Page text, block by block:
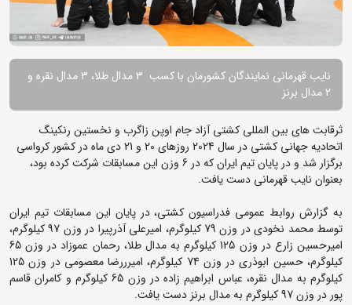
نایب قهرمانی نمایندگان کشورمان با کسب 3 مدال طلا، 3 مدال نقره و
2 مدال برنز
ثرقابت های بین المللی کشتی آزاد جام اوپن زاگرب و نخستین رنکینگ
اتحادیه جهانی کشتی در سال 2024 روزهای 20 و 21 دی ماه در کشور کرواسی
برگزار شد و در پایان تیم ایران که در 6 وزن این مسابقات شرکت کرده بود،
بعنوان نایب قهرمانی دست یافت.
به گزارش روابط عمومی فدراسیون کشتی، در پایان این مسابقات تیم ایران
توسط محمد نخودی در وزن 79 کیلوگرم، امیرعلی آذرپیرا در وزن 97 کیلوگرم،
امیرحسین زارع در وزن 125 کیلوگرم به مدال طلا، رحمان عموزاد در وزن 65
کیلوگرم، حسین ابوذری در وزن 74 کیلوگرم، امیرررضا معصومی در وزن 125
کیلوگرم به مدال نقره، عباس ابراهیم زاده در وزن 65 کیلوگرم و کامران قاسم
پور در وزن 97 کیلوگرم به مدال برنز دست یافت.